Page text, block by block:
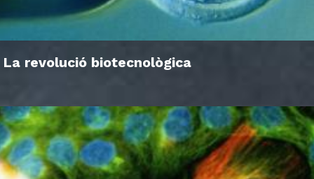
La revolució biotecnològica